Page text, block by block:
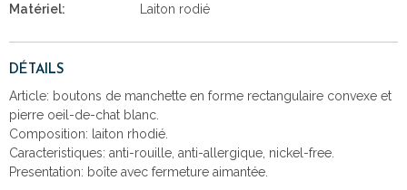
Matériel:
Laiton rodié
DÉTAILS
Article: boutons de manchette en forme rectangulaire convexe et
pierre oeil-de-chat blanc.
Composition: laiton rhodié.
Caracteristiques: anti-rouille, anti-allergique, nickel-free.
Presentation: boîte avec fermeture aimantée.